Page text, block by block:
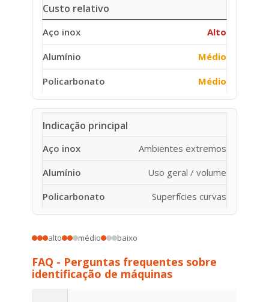
Custo relativo
Alto
Médio
Médio
Indicação principal
Ambientes extremos
Uso geral / volume
Superfícies curvas
alto médio baixo
FAQ - Perguntas frequentes sobre
identificação de máquinas